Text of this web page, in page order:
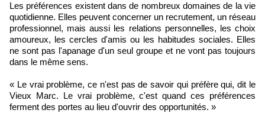
Les préférences existent dans de nombreux domaines de la vie
quotidienne. Elles peuvent concerner un recrutement, un réseau
professionnel, mais aussi les relations personnelles, les choix
amoureux, les cercles d'amis ou les habitudes sociales. Elles
ne sont pas l'apanage d'un seul groupe et ne vont pas toujours
dans le même sens.
« Le vrai problème, ce n'est pas de savoir qui préfère qui, dit le
Vieux Marc. Le vrai problème, c'est quand ces préférences
ferment des portes au lieu d'ouvrir des opportunités. »